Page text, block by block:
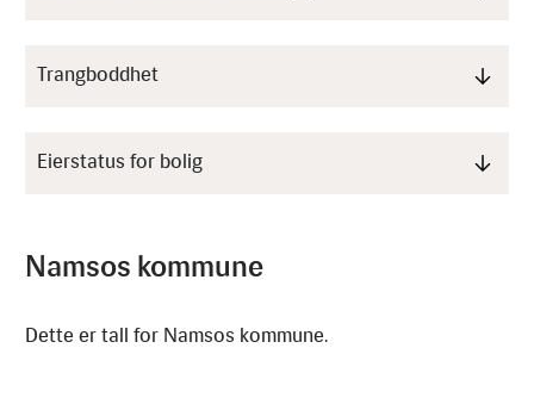
Trangboddhet
Eierstatus for bolig
Namsos kommune
Dette er tall for Namsos kommune.